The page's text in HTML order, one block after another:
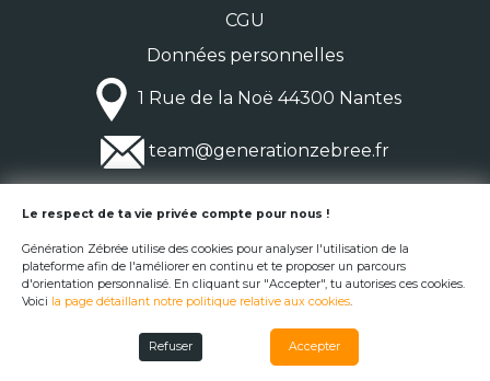
CGU
Données personnelles
1 Rue de la Noë 44300 Nantes
team@generationzebree.fr
© Génération Zébrée 2026
Le respect de ta vie privée compte pour nous !
Génération Zébrée utilise des cookies pour analyser l'utilisation de la
plateforme afin de l'améliorer en continu et te proposer un parcours
d'orientation personnalisé. En cliquant sur "Accepter", tu autorises ces cookies.
Voici la page détaillant notre politique relative aux cookies.
Refuser Accepter